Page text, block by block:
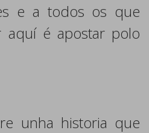
e a todos os que
aquí é apostar polo
unha historia que